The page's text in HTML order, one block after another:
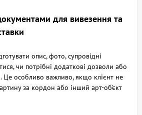
для вивезення та
опис, фото, супровідні
чи потрібні додаткові дозволи або
Це особливо важливо, якщо клієнт не
за кордон або інший арт-об’єкт